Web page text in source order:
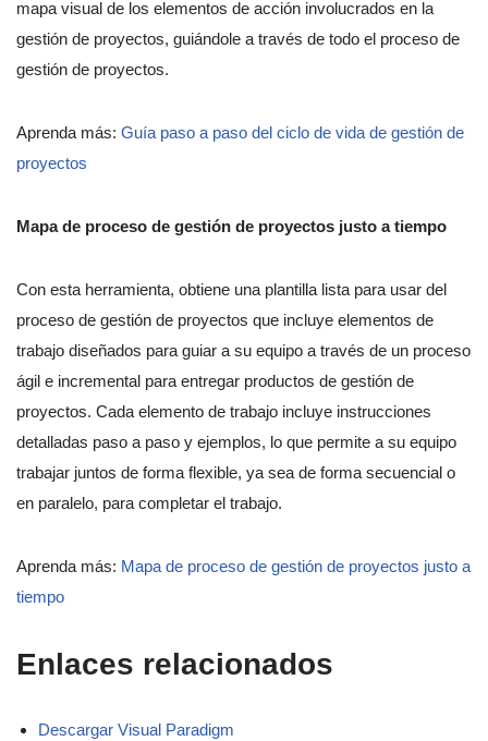
mapa visual de los elementos de acción involucrados en la
gestión de proyectos, guiándole a través de todo el proceso de
gestión de proyectos.
Aprenda más: Guía paso a paso del ciclo de vida de gestión de
proyectos
Mapa de proceso de gestión de proyectos justo a tiempo
Con esta herramienta, obtiene una plantilla lista para usar del
proceso de gestión de proyectos que incluye elementos de
trabajo diseñados para guiar a su equipo a través de un proceso
ágil e incremental para entregar productos de gestión de
proyectos. Cada elemento de trabajo incluye instrucciones
detalladas paso a paso y ejemplos, lo que permite a su equipo
trabajar juntos de forma flexible, ya sea de forma secuencial o
en paralelo, para completar el trabajo.
Aprenda más: Mapa de proceso de gestión de proyectos justo a
tiempo
Enlaces relacionados
Descargar Visual Paradigm